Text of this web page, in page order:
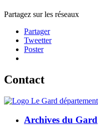
Partagez sur les réseaux
Partager
Tweetter
Poster
Contact
Archives du Gard